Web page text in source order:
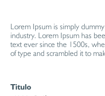
Lorem Ipsum is simply
industry. Lorem Ipsum has
text ever since the 1500s,
of type and scrambled it to
Titulo